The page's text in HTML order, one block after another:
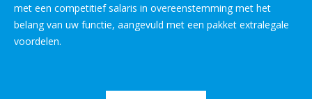
met een competitief salaris in overeenstemming met het
belang van uw functie, aangevuld met een pakket extralegale
voordelen.